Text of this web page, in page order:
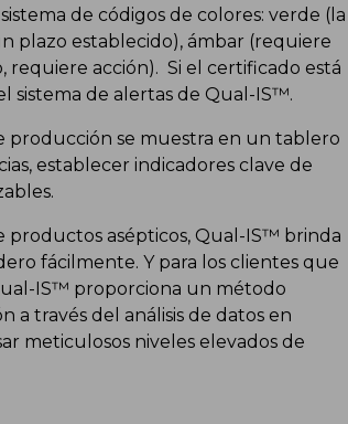
de códigos de colores: verde (la
plazo establecido), ámbar (requiere
acción). Si el certificado está
sistema de alertas de Qual-IS™.
producción se muestra en un tablero
establecer indicadores clave de
productos asépticos, Qual-IS™ brinda
fácilmente. Y para los clientes que
IS™ proporciona un método
través del análisis de datos en
meticulosos niveles elevados de